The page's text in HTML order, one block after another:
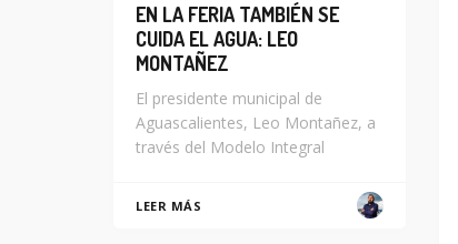
EN LA FERIA TAMBIÉN SE
CUIDA EL AGUA: LEO
MONTAÑEZ
El presidente municipal de
Aguascalientes, Leo Montañez, a
través del Modelo Integral
LEER MÁS